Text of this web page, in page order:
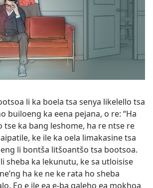
li ka boela tsa senya likelello tsa
builoeng ka eena pejana, o re: “Ha
tse ka bang leshome, ha re ntse re
ke ile ka oela limakasine tsa
li bontša litšoantšo tsa bootsoa.
sheba ka lekunutu, ke sa utloisise
ha ke ne ke rata ho sheba
Eo e ile ea e-ba qaleho ea mokhoa